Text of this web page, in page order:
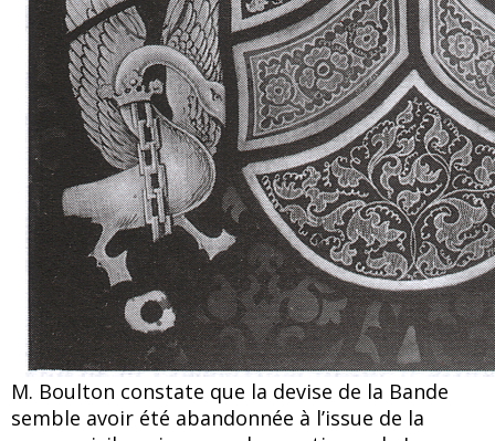
M. Boulton constate que la devise de la Bande
semble avoir été abandonnée à l’issue de la